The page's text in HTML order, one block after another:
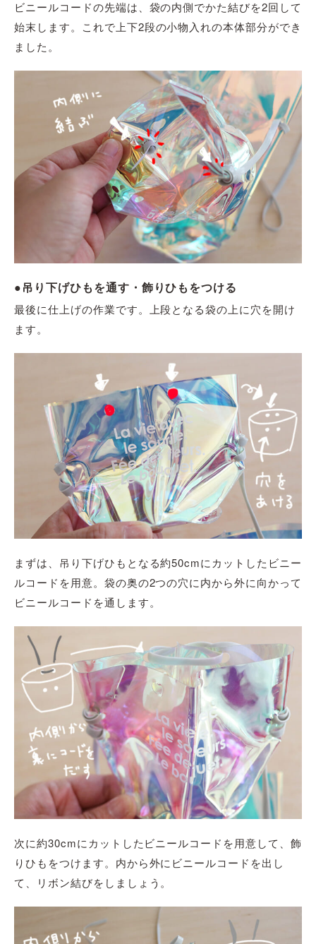
ビニールコードの先端は、袋の内側でかた結びを2回して
始末します。
これで上下2段の小物入れの本体部分ができ
ました。
●吊り下げひもを通す・飾りひもをつける
最後に仕上げの作業です。上段となる袋の上に穴を開け
ます。
まずは、吊り下げひもとなる約50cmにカットした ビニー
ルコード を用意。袋の奥の2つの穴に内から外に向かって
ビニールコード を通します。
次に約30cmにカットしたビニールコード を用意して、飾
りひもをつけます。 内から外に ビニールコード を出し
て、リボン結びをしましょう。